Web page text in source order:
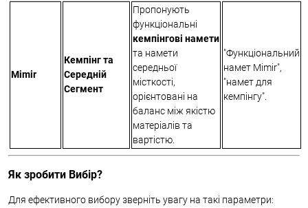
Mimir
Кемпінг та
Середній
Сегмент
Пропонують
функціональні
кемпінгові намети
та намети
середньої
місткості,
орієнтовані на
баланс між якістю
матеріалів та
вартістю.
"Функціональний
намет Mimir",
"намет для
кемпінгу".
Як зробити Вибір?
Для ефективного вибору зверніть увагу на такі параметри: